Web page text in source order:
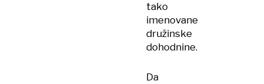
tako
imenovane
družinske
dohodnine.
Da